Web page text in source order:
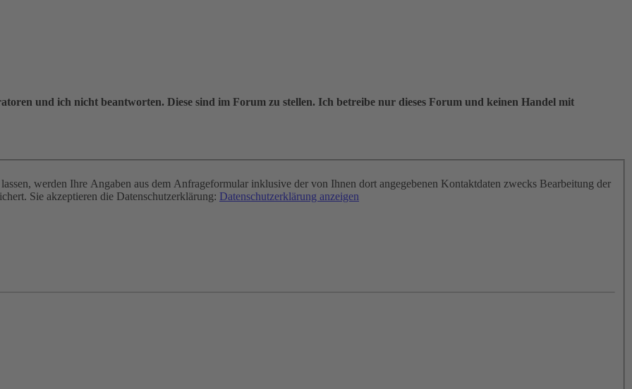
und ich nicht beantworten. Diese sind im Forum zu stellen. Ich betreibe nur dieses Forum und keinen Handel mit
werden Ihre Angaben aus dem Anfrageformular inklusive der von Ihnen dort angegebenen Kontaktdaten zwecks Bearbeitung der
Sie akzeptieren die Datenschutzerklärung: Datenschutzerklärung anzeigen